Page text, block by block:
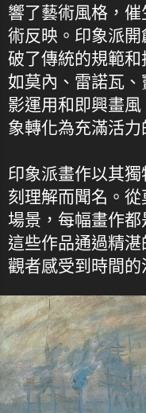
響了藝術風格，
術反映。印象派
破了傳統的規範和
如莫內、雷諾瓦
影運用和即興畫
象轉化為充滿活力
印象派畫作以其
刻理解而聞名。
場景，每幅畫作都
這些作品通過精
觀者感受到時間